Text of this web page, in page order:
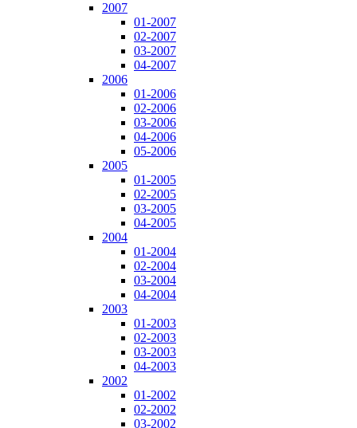
2007
01-2007
02-2007
03-2007
04-2007
2006
01-2006
02-2006
03-2006
04-2006
05-2006
2005
01-2005
02-2005
03-2005
04-2005
2004
01-2004
02-2004
03-2004
04-2004
2003
01-2003
02-2003
03-2003
04-2003
2002
01-2002
02-2002
03-2002